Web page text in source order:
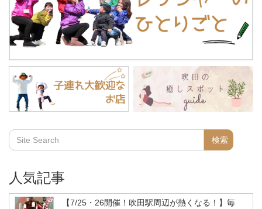
人気記事
【7/25・26開催！吹田駅周辺が熱くなる！】毎